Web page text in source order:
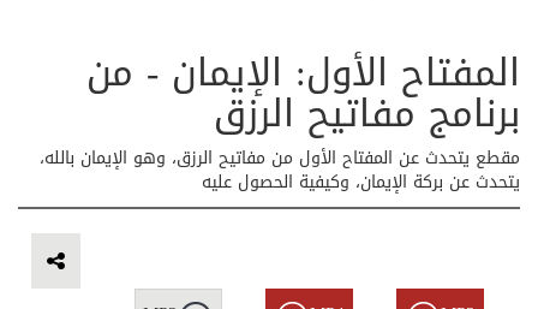
المفتاح الأول: الإيمان - من
برنامج مفاتيح الرزق
مقطع يتحدث عن المفتاح الأول من مفاتيح الرزق، وهو الإيمان بالله،
يتحدث عن بركة الإيمان، وكيفية الحصول عليه